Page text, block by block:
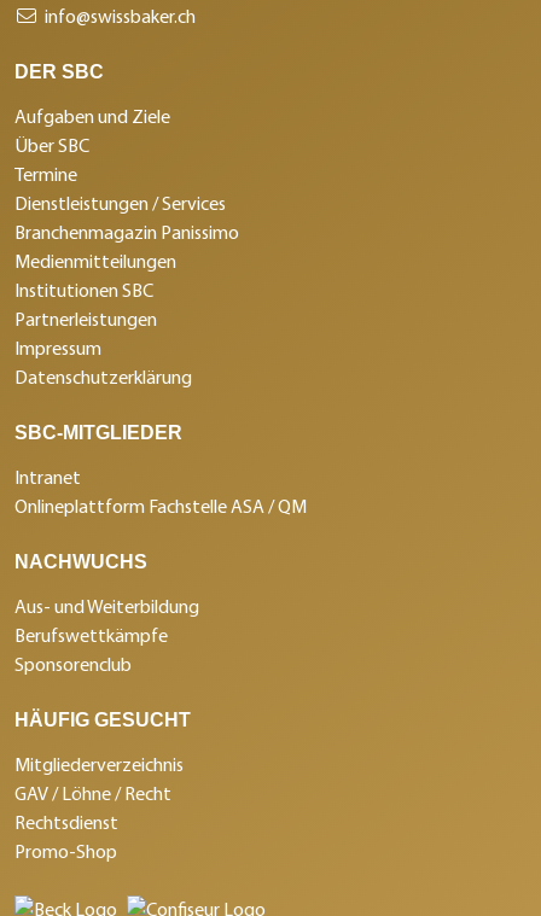
info@swissbaker.ch
DER SBC
Aufgaben und Ziele
Über SBC
Termine
Dienstleistungen / Services
Branchenmagazin Panissimo
Medienmitteilungen
Institutionen SBC
Partnerleistungen
Impressum
Datenschutzerklärung
SBC-MITGLIEDER
Intranet
Onlineplattform Fachstelle ASA / QM
NACHWUCHS
Aus- und Weiterbildung
Berufswettkämpfe
Sponsorenclub
HÄUFIG GESUCHT
Mitgliederverzeichnis
GAV / Löhne / Recht
Rechtsdienst
Promo-Shop